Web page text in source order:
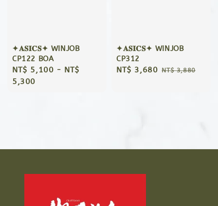
✦𝐀𝐒𝐈𝐂𝐒✦ WINJOB
CP122 BOA
Regular
price
NT$ 5,100 - NT$
5,300
✦𝐀𝐒𝐈𝐂𝐒✦ WINJOB
CP312
Sale
NT$ 3,680 Regular
NT$ 3,880